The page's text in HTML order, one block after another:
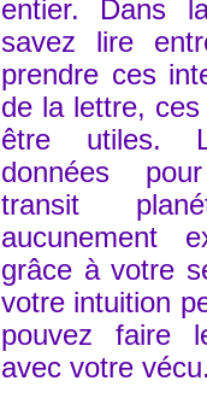
entier. Dans
savez lire
prendre ces
de la lettre,
être utiles.
données
transit
aucunement
grâce à votre
votre intuition
pouvez faire
avec votre vécu.